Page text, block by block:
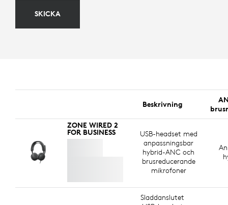
SKICKA
Beskrivning
ZONE WIRED 2
FOR BUSINESS
USB-headset med
anpassningsbar
hybrid-ANC och
brusreducerande
mikrofoner
Sladdanslutet